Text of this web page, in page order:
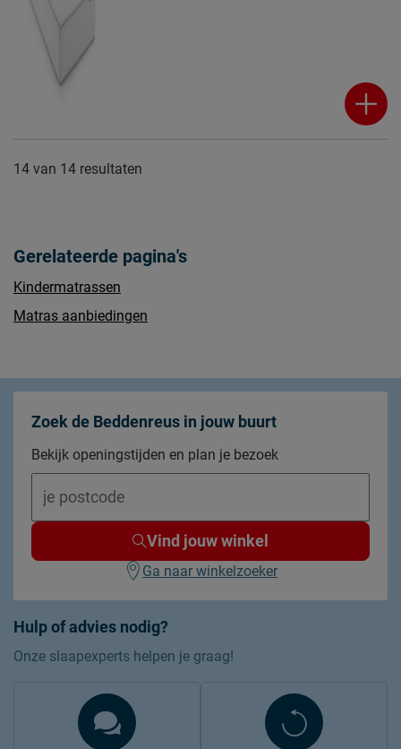
14 van 14 resultaten
Gerelateerde pagina's
Kindermatrassen
Matras aanbiedingen
Hulp of advies nodig?
Onze slaapexperts helpen je graag!
Zoek de Beddenreus in jouw buurt
Bekijk openingstijden en plan je bezoek
Vind jouw winkel
Ga naar winkelzoeker